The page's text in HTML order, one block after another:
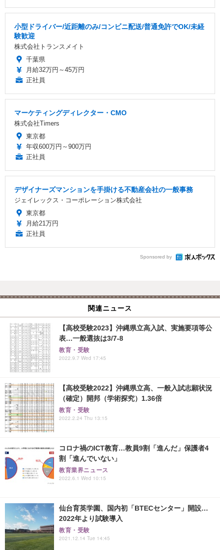
小型ドライバー/近距離のみ/コンビニ配送/普通免許でOK/未経
験歓迎
株式会社トランスメイト
千葉県
月給32万円～45万円
正社員
マーケティングディレクター・CMO
株式会社Timers
東京都
年収600万円～900万円
正社員
デザイナーズマンションを手掛ける不動産会社の一般事務
ジェイレックス・コーポレーション株式会社
東京都
月給21万円
正社員
Sponsored by
関連ニュース
【高校受験2023】沖縄県立高入試、実施要項等公
表…一般選抜は3/7-8
教育・受験
2022.9.7 Wed 17:45
【高校受験2022】沖縄県立高、一般入試志願状況
（確定）開邦（学術探究）1.36倍
教育・受験
2022.2.24 Thu 13:15
コロナ禍のICT教育…教員9割「進んだ」保護者4
割「進んでいない」
教育業界ニュース
2022.6.1 Wed 10:15
仙台育英学園、国内初「BTECセンター」開設…
2022年より試験導入
教育・受験
2021.12.14 Tue 14:45